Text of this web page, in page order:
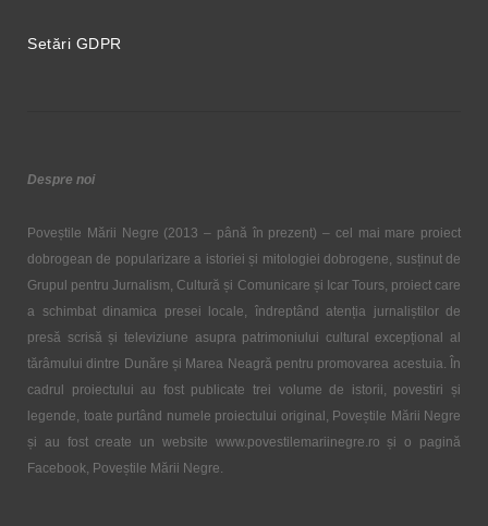
Setări GDPR
Despre noi
Poveștile Mării Negre (2013 – până în prezent) – cel mai mare proiect
dobrogean de popularizare a istoriei și mitologiei dobrogene, susținut de
Grupul pentru Jurnalism, Cultură și Comunicare și Icar Tours, proiect care
a schimbat dinamica presei locale, îndreptând atenția jurnaliștilor de
presă scrisă și televiziune asupra patrimoniului cultural excepțional al
tărâmului dintre Dunăre și Marea Neagră pentru promovarea acestuia. În
cadrul proiectului au fost publicate trei volume de istorii, povestiri și
legende, toate purtând numele proiectului original, Poveștile Mării Negre
și au fost create un website www.povestilemariinegre.ro și o pagină
Facebook, Poveștile Mării Negre.